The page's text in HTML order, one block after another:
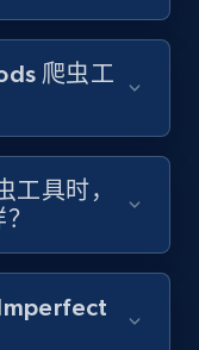
Video url,
注册使用
爬虫工
具时，